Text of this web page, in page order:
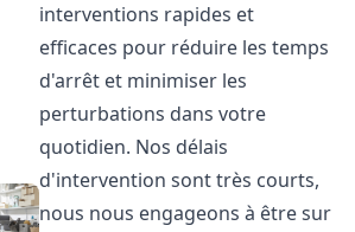
interventions rapides et
efficaces pour réduire les temps
d'arrêt et minimiser les
perturbations dans votre
quotidien. Nos délais
d'intervention sont très courts,
nous nous engageons à être sur